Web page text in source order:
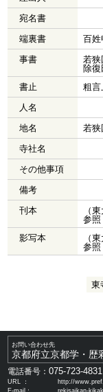
宛名書
端裏書
百姓
事書
若狭
除
書止
粗言
人名
地名
若狭
寺社名
その他事項
備考
刊本
（
参照
影写本
（
参照
東
お問い合わせ先
京都府立京都学・歴
電話番号：075-723-4831
URL ：
http://
E-mail：
rekisaikan-